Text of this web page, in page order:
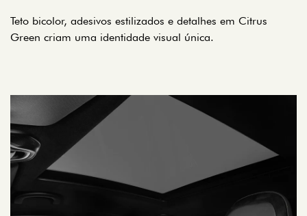
Teto bicolor, adesivos estilizados e detalhes em Citrus
Green criam uma identidade visual única.